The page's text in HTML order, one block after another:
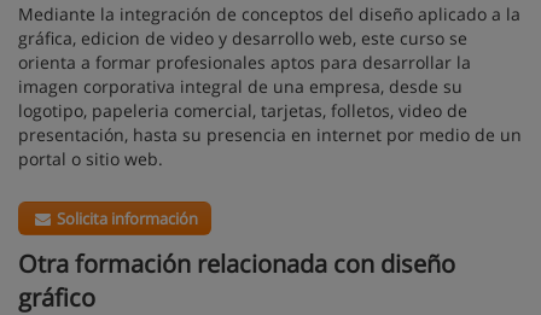
Mediante la integración de conceptos del diseño aplicado a la
gráfica, edicion de video y desarrollo web, este curso se
orienta a formar profesionales aptos para desarrollar la
imagen corporativa integral de una empresa, desde su
logotipo, papeleria comercial, tarjetas, folletos, video de
presentación, hasta su presencia en internet por medio de un
portal o sitio web.
Solicita información
Otra formación relacionada con diseño
gráfico